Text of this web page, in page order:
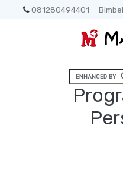
081280494401